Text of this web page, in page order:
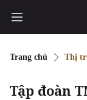
Trang chủ Thị
Tập đoàn